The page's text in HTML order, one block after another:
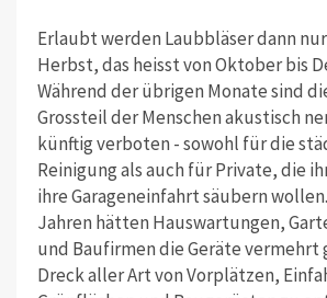
Erlaubt werden Laubbläser dann
Herbst, das heisst von Oktober bis
Während der übrigen Monate sind
Grossteil der Menschen akustisch
künftig verboten - sowohl für die
Reinigung als auch für Private, die
ihre Garageneinfahrt säubern
Jahren hätten Hauswartungen,
und Baufirmen die Geräte
Dreck aller Art von Vorplätzen,